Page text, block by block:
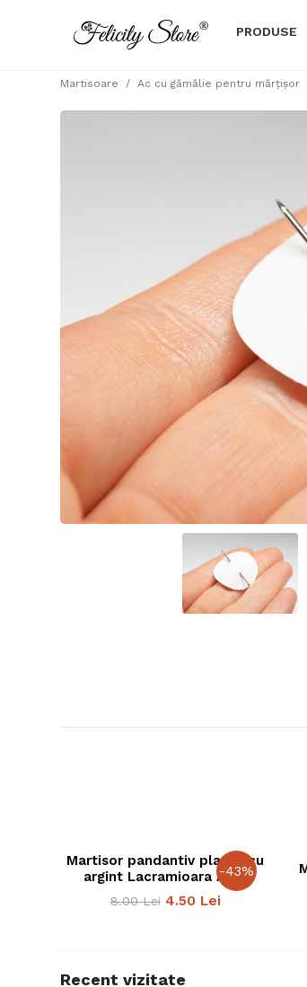
PRODUSE
Martisoare Ac cu gămălie pentru mărțișor
-43%
Martisor pandantiv placat cu
argint Lacramioara Alba
8.00 Lei 4.50 Lei
Recent vizitate